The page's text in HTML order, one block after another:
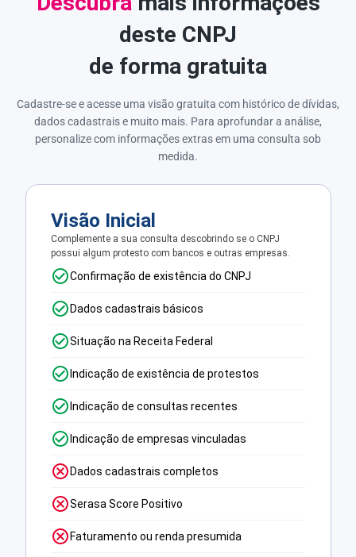
deste CNPJ
de forma gratuita
Cadastre-se e acesse uma visão gratuita com histórico de dívidas,
dados cadastrais e muito mais. Para aprofundar a análise,
personalize com informações extras em uma consulta sob
medida.
Visão Inicial
Complemente a sua consulta descobrindo se o CNPJ
possui algum protesto com bancos e outras empresas.
Confirmação de existência do CNPJ
Dados cadastrais básicos
Situação na Receita Federal
Indicação de existência de protestos
Indicação de consultas recentes
Indicação de empresas vinculadas
Dados cadastrais completos
Serasa Score Positivo
Faturamento ou renda presumida